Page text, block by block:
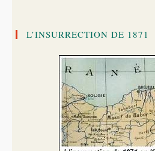
L’INSURRECTION DE 1871